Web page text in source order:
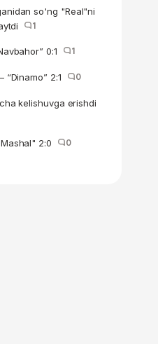
so'ng "Real"ni
1
0:1 1
“Dinamo” 2:1 0
kelishuvga erishdi
2:0 0